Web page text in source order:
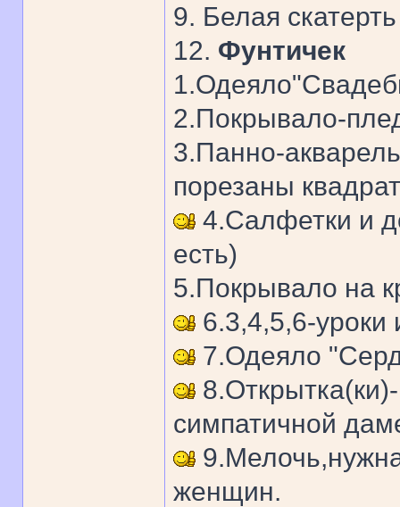
9. Белая
12. Фунтичек
2.Покрывало-
3.Панно-
порезаны
4.Салфетки и
есть)
5.Покрывало на
6.3,4,5,6-уроки
7.Одеяло
симпатичной
женщин.